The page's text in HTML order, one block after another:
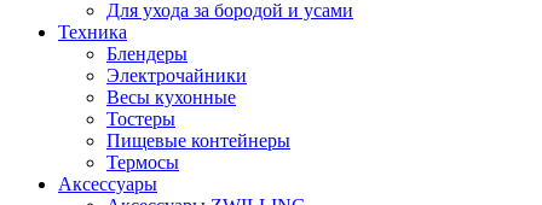
Для ухода за бородой и усами
Техника
Блендеры
Электрочайники
Весы кухонные
Тостеры
Пищевые контейнеры
Термосы
Аксессуары